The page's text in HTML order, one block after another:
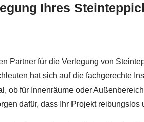
Ihres
Partner für die Verlegung von
hat sich auf die fachgerechte
ob für Innenräume oder
dafür, dass Ihr Projekt reibungslos